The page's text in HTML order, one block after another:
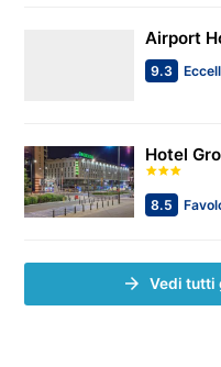
Airport
9.3
Hotel
8.5
Vedi tutti